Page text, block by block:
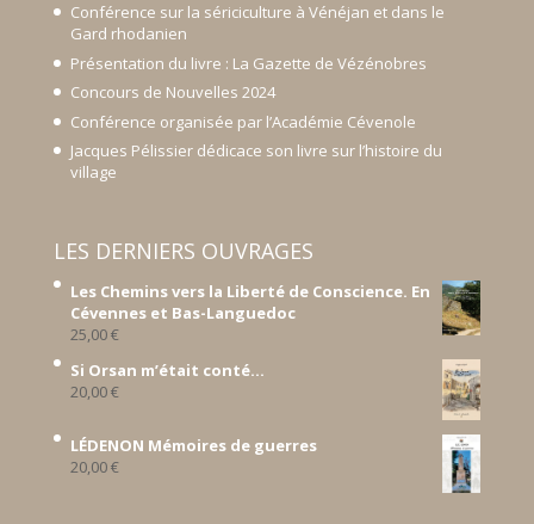
Conférence sur la sériciculture à Vénéjan et dans le
Gard rhodanien
Présentation du livre : La Gazette de Vézénobres
Concours de Nouvelles 2024
Conférence organisée par l’Académie Cévenole
Jacques Pélissier dédicace son livre sur l’histoire du
village
LES DERNIERS OUVRAGES
Les Chemins vers la Liberté de Conscience. En
Cévennes et Bas-Languedoc
25,00€
Si Orsan m’était conté...
20,00€
LÉDENON Mémoires de guerres
20,00€